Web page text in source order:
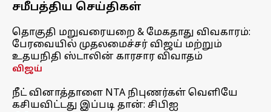
சமீபத்திய செய்திகள்
தொகுதி மறுவரையறை & மேகதாது விவகாரம்:
பேரவையில் முதலமைச்சர் விஜய் மற்றும்
உதயநிதி ஸ்டாலின் காரசார விவாதம்
விஜய்
நீட் வினாத்தாளை NTA நிபுணர்கள் வெளியே
கசியவிட்டது இப்படி தான்: சிபிஐ